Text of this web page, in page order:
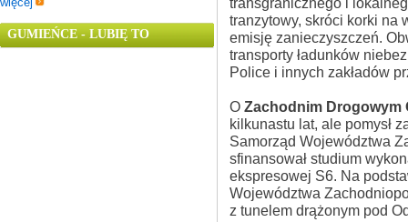
GUMIEŃCE - LUBIĘ TO
tranzytowy, skróci korki na
emisję zanieczyszczeń.
transporty ładunków
Police i innych zakładów
O Zachodnim Drogowym
kilkunastu lat, ale pomysł
Samorząd Województwa
sfinansował studium
ekspresowej S6. Na
Województwa
z tunelem drążonym pod